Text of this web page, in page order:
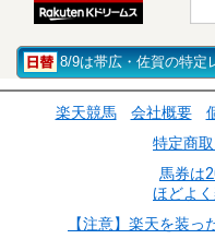
8/9は帯広・佐賀の特定
楽天競馬 会社概要
特定商
馬券は
ほどよ
【注意】楽天を装